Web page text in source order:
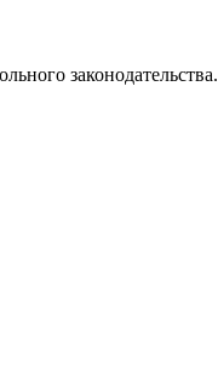
законодательства.